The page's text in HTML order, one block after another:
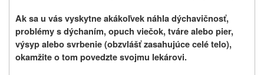
Ak sa u vás vyskytne akákoľvek náhla dýchavičnosť,
problémy s dýchaním, opuch viečok, tváre alebo pier,
výsyp alebo svrbenie (obzvlášť zasahujúce celé telo),
okamžite o tom povedzte svojmu lekárovi.